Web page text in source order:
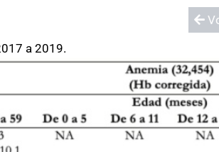
a 2019.